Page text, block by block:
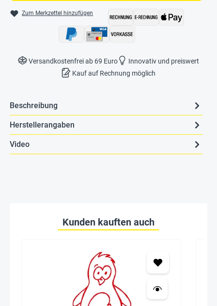
Zum Merkzettel hinzufügen
Versandkostenfrei ab 69 Euro
Innovativ und preiswert
Kauf auf Rechnung möglich
Beschreibung
Herstellerangaben
Video
Kunden kauften auch